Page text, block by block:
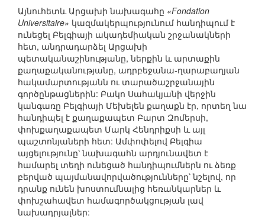
Այնուհետև Արցախի նախագահը «Fondation
Universitaire» կազմակերպությունում հանդիպում է
ունեցել Բելգիայի ակադեմիական շրջանակների
հետ, անդրադարձել Արցախի
պետականաշինությանը, ներքին և արտաքին
քաղաքականությանը, ադրբեջանա-ղարաբաղյան
հակամարտությանն ու տարածաշրջանային
գործընթացներին: Բակո Սահակյանի վերջին
կանգառը Բելգիայի Մեխելեն քաղաքն էր, որտեղ նա
հանդիպել է քաղաքապետ Բարտ Զոմերսի,
փոխքաղաքապետ Մարկ Հենդրիքսի և այլ
պաշտոնյաների հետ: Ամփոփելով Բելգիա
այցելությունը՝ նախագահն արդյունավետ է
համարել տեղի ունեցած հանդիպումներն ու ձեռք
բերված պայմանավորվածությունները՝ նշելով, որ
դրանք ունեն խոստումնալից հեռանկարներ և
փոխշահավետ համագործակցության լավ
նախադրյալներ: